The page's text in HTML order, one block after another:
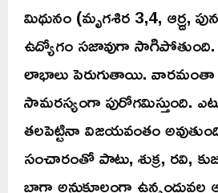
మిథునం (మృగశిర 3,4, ఆర్ద్ర,
ఉద్యోగం సజావుగా సాగిపోతుంది.
లాభాలు పెరుగుతాయి. వారమంతా
సామరస్యంగా పురోగమిస్తుంది.
తలపెట్టినా విజయవంతం
సంచారంతో పాటు, శుక్ర, రవి,
బాగా అనుకూలంగా